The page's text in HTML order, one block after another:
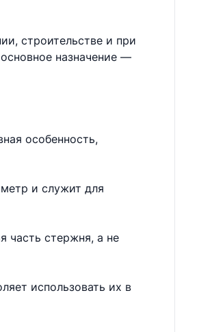
строительстве и при
назначение —
особенность,
и служит для
часть стержня, а не
использовать их в